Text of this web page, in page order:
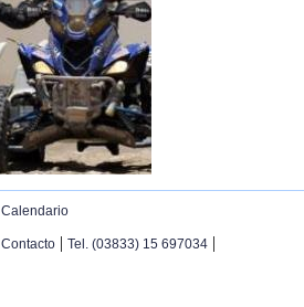
Calendario
Contacto | Tel. (03833) 15 697034 |